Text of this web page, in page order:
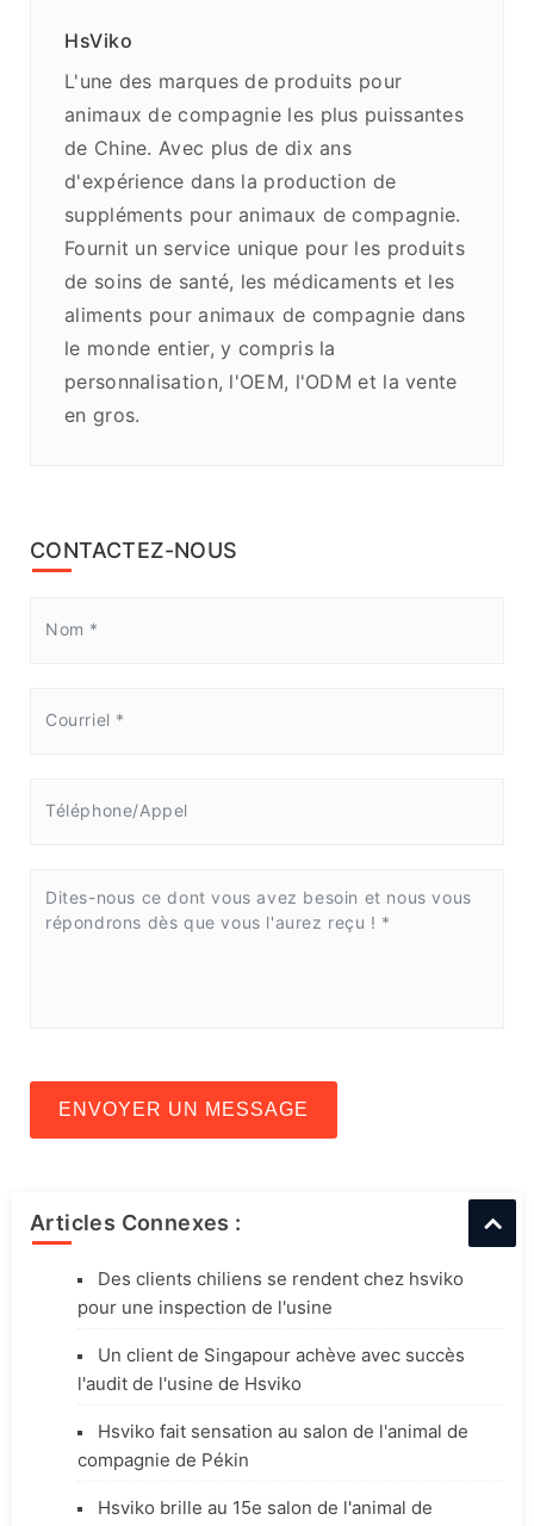
HsViko
L'une des marques de produits pour
animaux de compagnie les plus puissantes
de Chine. Avec plus de dix ans
d'expérience dans la production de
suppléments pour animaux de compagnie.
Fournit un service unique pour les produits
de soins de santé, les médicaments et les
aliments pour animaux de compagnie dans
le monde entier, y compris la
personnalisation, l'OEM, l'ODM et la vente
en gros.
CONTACTEZ-NOUS
ENVOYER UN MESSAGE
Articles Connexes :
Des clients chiliens se rendent chez hsviko
pour une inspection de l'usine
Un client de Singapour achève avec succès
l'audit de l'usine de Hsviko
Hsviko fait sensation au salon de l'animal de
compagnie de Pékin
Hsviko brille au 15e salon de l'animal de